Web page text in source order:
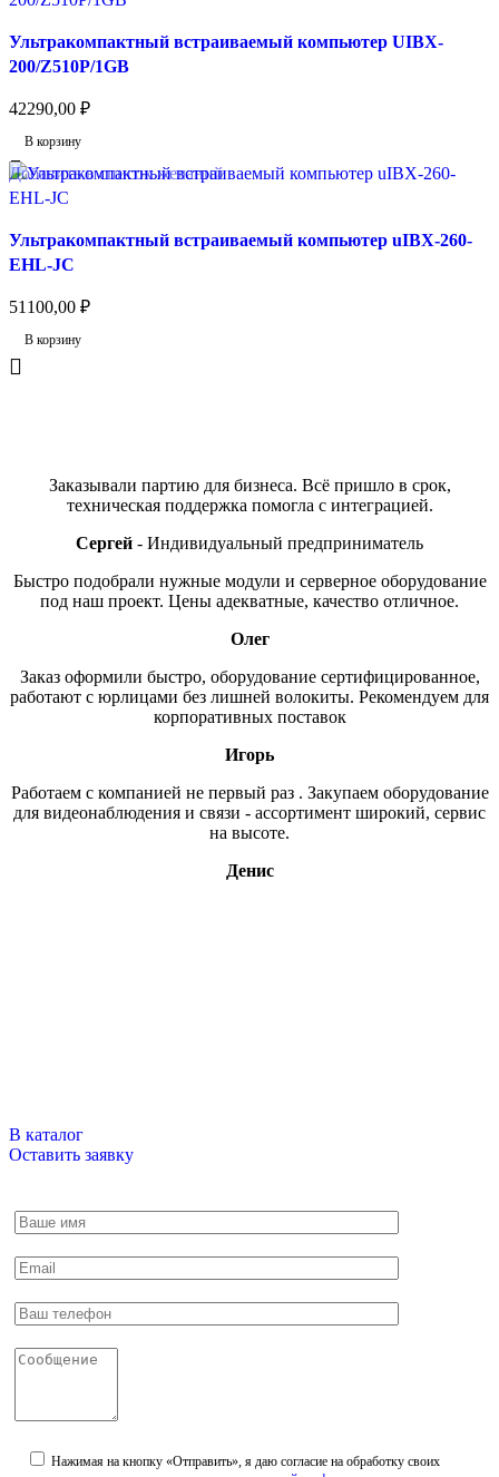
Ультракомпактный встраиваемый компьютер UIBX-
200/Z510P/1GB
42290,00 ₽
В корзину
Добавить в список желаний
Ультракомпактный встраиваемый компьютер uIBX-260-
EHL-JC
51100,00 ₽
В корзину
Заказывали партию для бизнеса. Всё пришло в срок,
техническая поддержка помогла с интеграцией.
Сергей
Индивидуальный предприниматель
Быстро подобрали нужные модули и серверное оборудование
под наш проект. Цены адекватные, качество отличное.
Олег
Заказ оформили быстро, оборудование сертифицированное,
работают с юрлицами без лишней волокиты. Рекомендуем для
корпоративных поставок
Игорь
Работаем с компанией не первый раз . Закупаем оборудование
для видеонаблюдения и связи - ассортимент широкий, сервис
на высоте.
Денис
В каталог
Оставить заявку
Нажимая на кнопку «Отправить», я даю согласие на обработку своих